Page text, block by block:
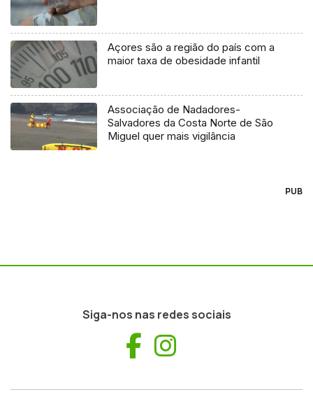
Açores são a região do país com a
maior taxa de obesidade infantil
Associação de Nadadores-
Salvadores da Costa Norte de São
Miguel quer mais vigilância
PUB
Siga-nos nas redes sociais
Facebook